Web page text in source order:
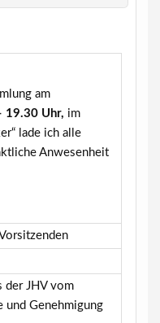
am
19.30 Uhr, im
lade ich alle
Anwesenheit
der JHV vom
und Genehmigung